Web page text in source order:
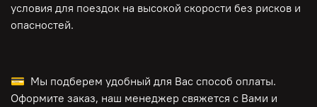
условия для поездок на высокой скорости без рисков и
опасностей.
💳 Мы подберем удобный для Вас способ оплаты.
Оформите заказ, наш менеджер свяжется с Вами и